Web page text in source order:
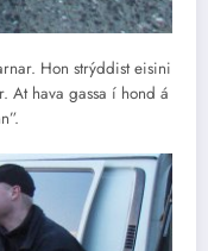
Hon strýddist eisini
At hava gassa í hond á